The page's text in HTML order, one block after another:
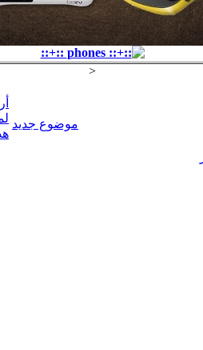
<
موضوع جديد